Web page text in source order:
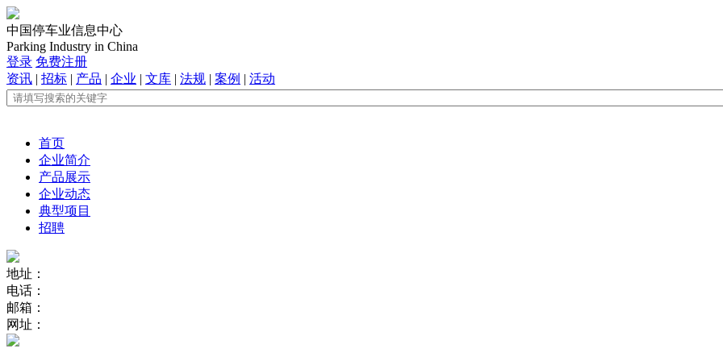
中国停车业信息中心
Parking Industry in China
登录 免费注册
资讯 | 招标 | 产品 | 企业 | 文库 | 法规 | 案例 | 活动
首页
企业简介
产品展示
企业动态
典型项目
招聘
地址：
电话：
邮箱：
网址：